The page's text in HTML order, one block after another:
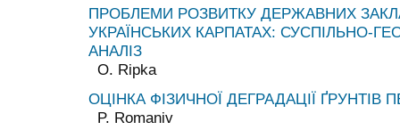
ПРОБЛЕМИ РОЗВИТКУ ДЕРЖАВНИХ
УКРАЇНСЬКИХ КАРПАТАХ: СУСПІЛЬНО-
АНАЛІЗ
O. Ripka
ОЦІНКА ФІЗИЧНОЇ ДЕГРАДАЦІЇ ҐРУНТІВ
P. Romaniv